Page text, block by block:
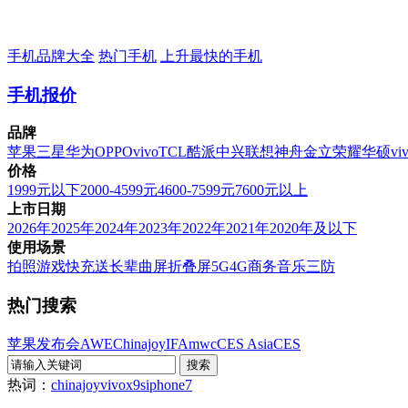
手机品牌大全 热门手机 上升最快的手机
手机报价
品牌
苹果三星华为OPPOvivoTCL酷派中兴联想神舟金立荣耀华硕
价格
1999元以下2000-4599元4600-7599元7600元以上
上市日期
2026年2025年2024年2023年2022年2021年2020年及以下
使用场景
拍照游戏快充送长辈曲屏折叠屏5G4G商务音乐三防
热门搜索
苹果发布会AWEChinajoyIFAmwcCES AsiaCES
热词： chinajoyvivox9siphone7